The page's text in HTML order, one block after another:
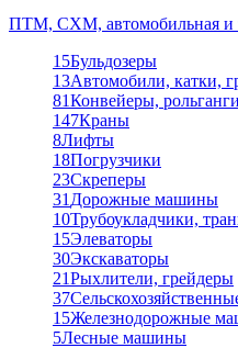
ПТМ, СХМ, автомобильная и
15Бульдозеры
13Автомобили, катки,
81Конвейеры,
147Краны
8Лифты
18Погрузчики
23Скреперы
31 Дорожные машины
10Трубоукладчики,
15Элеваторы
30Экскаваторы
21Рыхлители, грейдеры
37
15Железнодорожные
5Лесные машины